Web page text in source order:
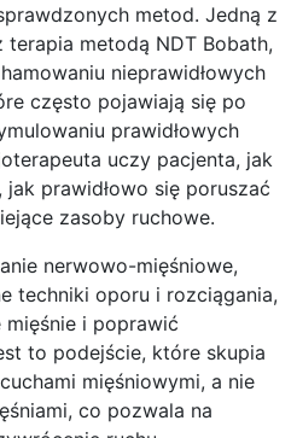
metod. Jedną z
terapia metodą NDT Bobath,
nieprawidłowych
często pojawiają się po
prawidłowych
uczy pacjenta, jak
prawidłowo się poruszać
zasoby ruchowe.
nerwowo-mięśniowe,
techniki oporu i rozciągania,
mięśnie i poprawić
to podejście, które skupia
mięśniowymi, a nie
co pozwala na